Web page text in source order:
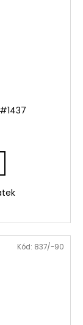
Kód: 837/-90